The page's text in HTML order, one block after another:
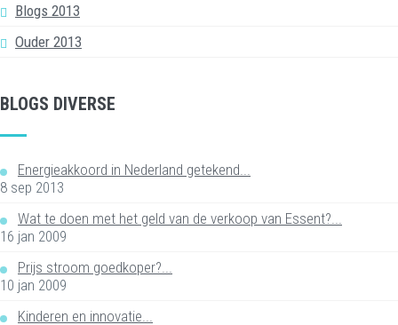
Blogs 2013
Ouder 2013
BLOGS DIVERSE
Energieakkoord in Nederland getekend...
8 sep 2013
Wat te doen met het geld van de verkoop van Essent?...
16 jan 2009
Prijs stroom goedkoper?...
10 jan 2009
Kinderen en innovatie...